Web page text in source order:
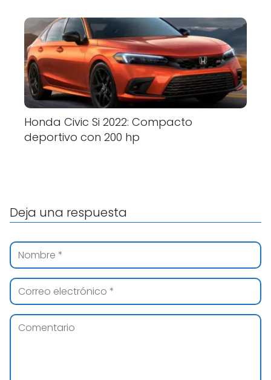
Honda Civic Si 2022: Compacto
deportivo con 200 hp
Deja una respuesta